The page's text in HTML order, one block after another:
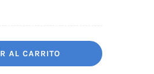
AL CARRITO